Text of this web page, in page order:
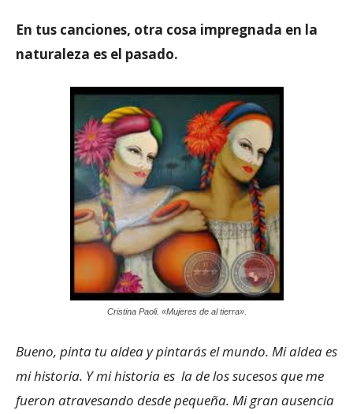
En tus canciones, otra cosa impregnada en la
naturaleza es el pasado.
Cristina Paoli. «Mujeres de al tierra».
Bueno, pinta tu aldea y pintarás el mundo. Mi aldea es
mi historia. Y mi historia es la de los sucesos que me
fueron atravesando desde pequeña. Mi gran ausencia